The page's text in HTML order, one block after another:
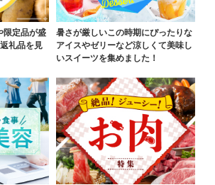
限定品が盛
礼品を見
暑さが厳しいこの時期にぴったりな
アイスやゼリーなど涼しくて美味し
いスイーツを集めました！